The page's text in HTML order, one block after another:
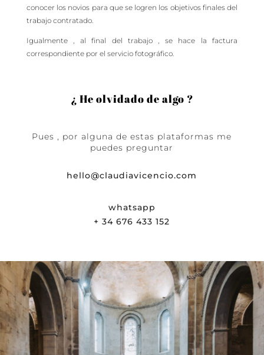
conocer los novios para que se logren los objetivos finales del
trabajo contratado.
Igualmente , al final del trabajo , se hace la factura
correspondiente por el servicio fotográfico.
¿ He olvidado de algo ?
Pues , por alguna de estas plataformas me
puedes preguntar
hello@claudiavicencio.com
whatsapp
+ 34 676 433 152